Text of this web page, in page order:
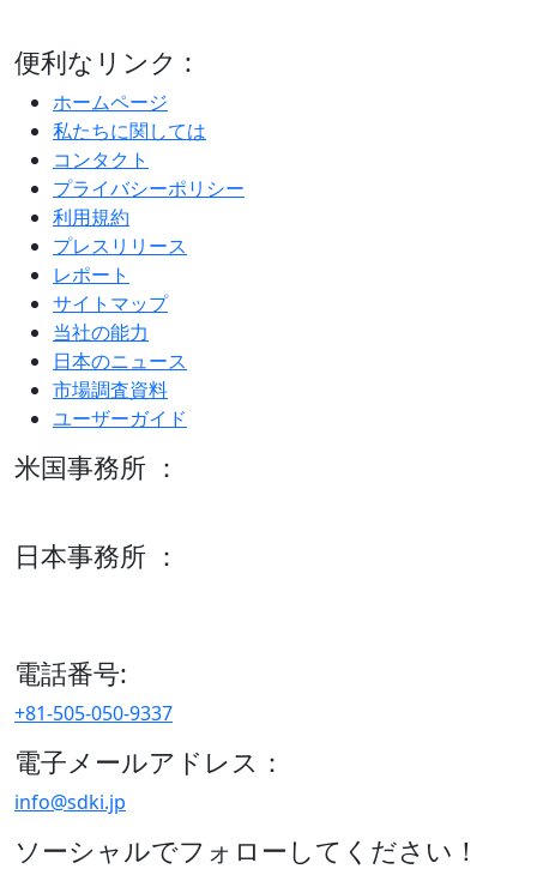
便利なリンク :
ホームページ
私たちに関しては
コンタクト
プライバシーポリシー
利用規約
プレスリリース
レポート
サイトマップ
当社の能力
日本のニュース
市場調査資料
ユーザーガイド
米国事務所 ：
日本事務所 ：
電話番号:
+81-505-050-9337
電子メールアドレス：
info@sdki.jp
ソーシャルでフォローしてください！